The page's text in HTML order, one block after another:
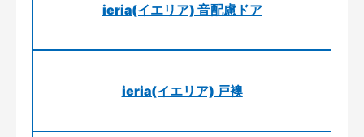
ieria(イエリア) 音配慮ドア
ieria(イエリア) 戸襖